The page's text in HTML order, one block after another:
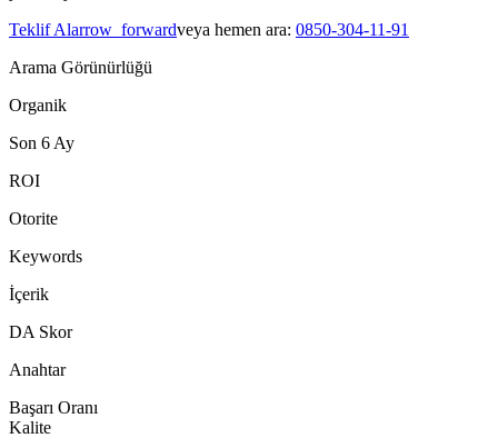
Teklif Alarrow_forwardveya hemen ara: 0850-304-11-91
Arama Görünürlüğü
Organik
Son 6 Ay
ROI
Otorite
Keywords
İçerik
DA Skor
Anahtar
Başarı Oranı
Kalite